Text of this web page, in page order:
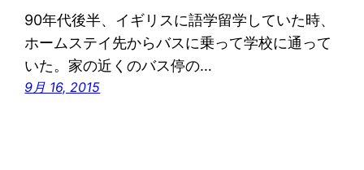
90年代後半、イギリスに語学留学していた時、
ホームステイ先からバスに乗って学校に通って
いた。家の近くのバス停の…
9月 16, 2015